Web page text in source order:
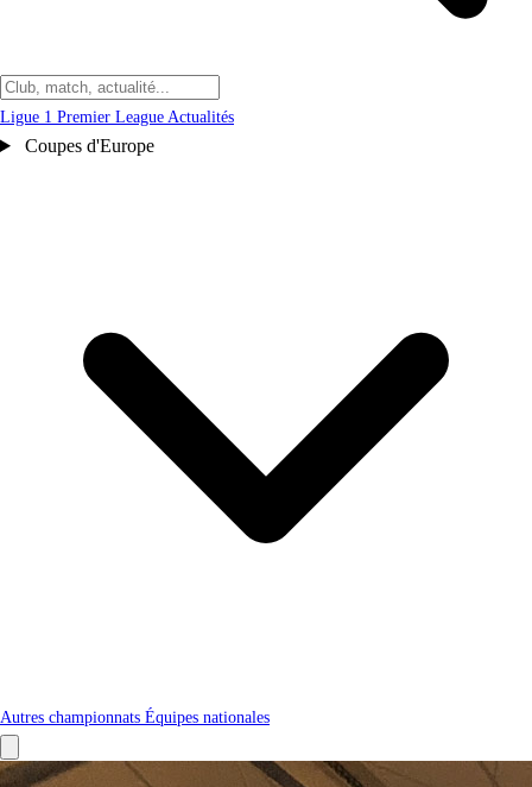
Ligue 1 Premier League Actualités
Coupes d'Europe
Autres championnats Équipes nationales